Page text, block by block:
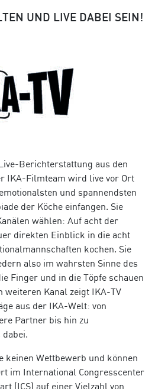
UND LIVE DABEI SEIN!
Berichterstattung aus den
IKA-Filmteam wird live vor Ort
und spannendsten
der Köche einfangen. Sie
wählen: Auf acht der
direkten Einblick in die acht
kochen. Sie
also im wahrsten Sinne des
Finger und in die Töpfe schauen
weiteren Kanal zeigt IKA-TV
aus der IKA-Welt: von
Partner bis hin zu
keinen Wettbewerb und können
im International Congresscenter
(ICS) auf einer Vielzahl von